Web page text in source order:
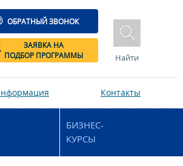
ОБРАТНЫЙ ЗВОНОК
ЗАЯВКА НА
ПОДБОР ПРОГРАММЫ
Найти
Контакты
БИЗНЕС-
КУРСЫ